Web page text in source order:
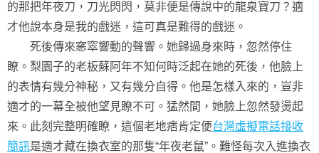
的那把年夜刀，刀光閃閃，莫非便是傳說中的龍泉寶刀？適
才他說本身是我的戲迷，這可真是難得的戲迷。
死後傳來窸窣響動的聲響。她歸過身來時，忽然停住
瞭。梨園子的老板蘇阿年不知何時泛起在她的死後，他臉上
的表情有幾分神秘，又有幾分自得。他是怎樣入來的，豈非
適才的一幕全被他望見瞭不可。猛然間，她臉上忽然發燙起
來。此刻完整明確瞭，這個老地痞肯定便台灣虛擬電話接收
簡訊是適才藏在換衣室的那隻“年夜老鼠”。難怪每次入進換衣